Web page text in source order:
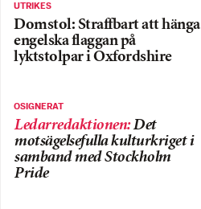
UTRIKES
Domstol: Straffbart att hänga
engelska flaggan på
lyktstolpar i Oxfordshire
OSIGNERAT
Ledarredaktionen:Det
motsägelsefulla kulturkriget i
samband med Stockholm
Pride